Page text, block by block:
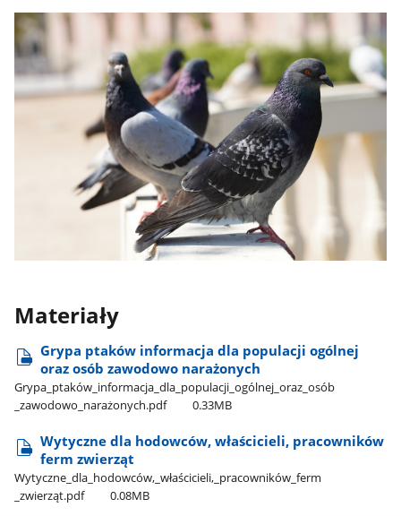
Materiały
Grypa ptaków informacja dla populacji ogólnej
oraz osób zawodowo narażonych
Grypa​_ptaków​_informacja​_dla​_populacji​_ogólnej​_oraz​_osób​
_zawodowo​_narażonych.pdf
0.33MB
Wytyczne dla hodowców, właścicieli, pracowników
ferm zwierząt
Wytyczne​_dla​_hodowców,​_właścicieli,​_pracowników​_ferm​
_zwierząt.pdf
0.08MB